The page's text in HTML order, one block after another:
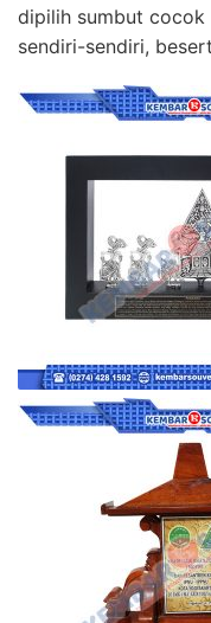
dipilih sumbut cocok
sendiri-sendiri,